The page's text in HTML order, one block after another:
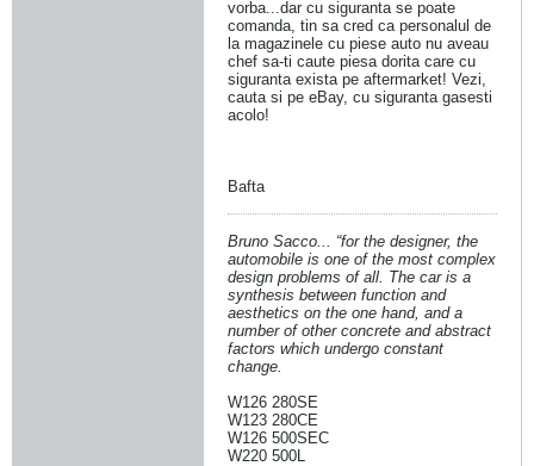
vorba...dar cu siguranta se poate
comanda, tin sa cred ca personalul de
la magazinele cu piese auto nu aveau
chef sa-ti caute piesa dorita care cu
siguranta exista pe aftermarket! Vezi,
cauta si pe eBay, cu siguranta gasesti
acolo!
Bafta
Bruno Sacco... “for the designer, the
automobile is one of the most complex
design problems of all. The car is a
synthesis between function and
aesthetics on the one hand, and a
number of other concrete and abstract
factors which undergo constant
change.
W126 280SE
W123 280CE
W126 500SEC
W220 500L